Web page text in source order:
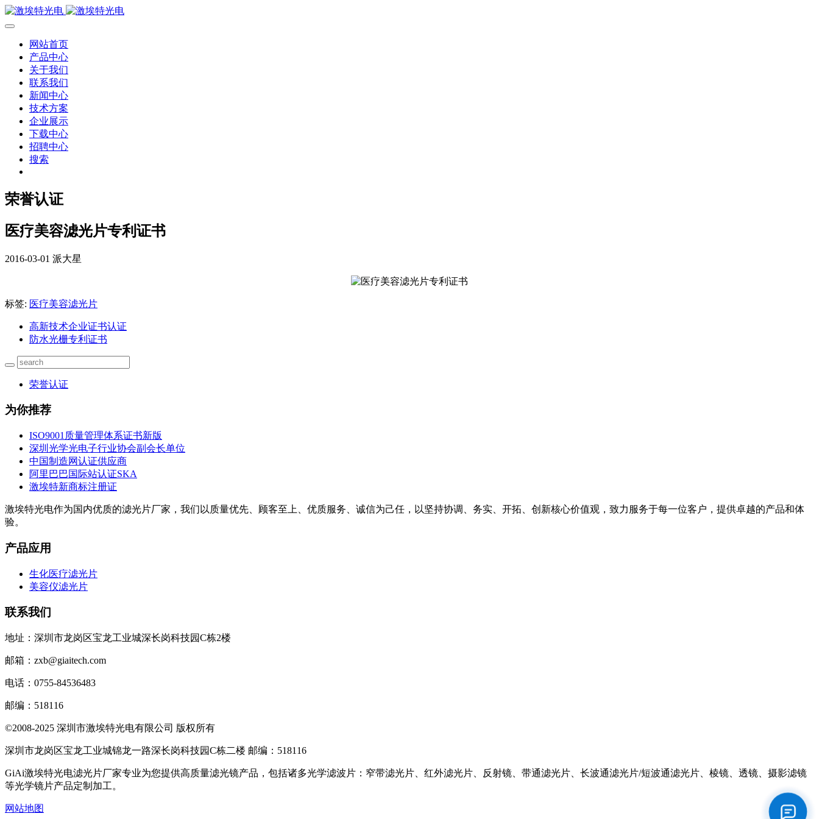
网站首页
产品中心
关于我们
联系我们
新闻中心
技术方案
企业展示
下载中心
招聘中心
搜索
荣誉认证
医疗美容滤光片专利证书
2016-03-01 派大星
标签: 医疗美容滤光片
高新技术企业证书认证
防水光栅专利证书
荣誉认证
为你推荐
ISO9001质量管理体系证书新版
深圳光学光电子行业协会副会长单位
中国制造网认证供应商
阿里巴巴国际站认证SKA
激埃特新商标注册证
激埃特光电作为国内优质的滤光片厂家，我们以质量优先、顾客至上、优质服务、诚信为己任，以坚持协调、务实、开拓、创新核心价值观，致力服务于每一位客户，提供卓越的产品和体
验。
产品应用
生化医疗滤光片
美容仪滤光片
联系我们
地址：深圳市龙岗区宝龙工业城深长岗科技园C栋2楼
邮箱：zxb@giaitech.com
电话：0755-84536483
邮编：518116
©2008-2025 深圳市激埃特光电有限公司 版权所有
深圳市龙岗区宝龙工业城锦龙一路深长岗科技园C栋二楼 邮编：518116
GiAi激埃特光电滤光片厂家专业为您提供高质量滤光镜产品，包括诸多光学滤波片：窄带滤光片、红外滤光片、反射镜、带通滤光片、长波通滤光片/短波通滤光片、棱镜、透镜、摄影滤镜
等光学镜片产品定制加工。
网站地图